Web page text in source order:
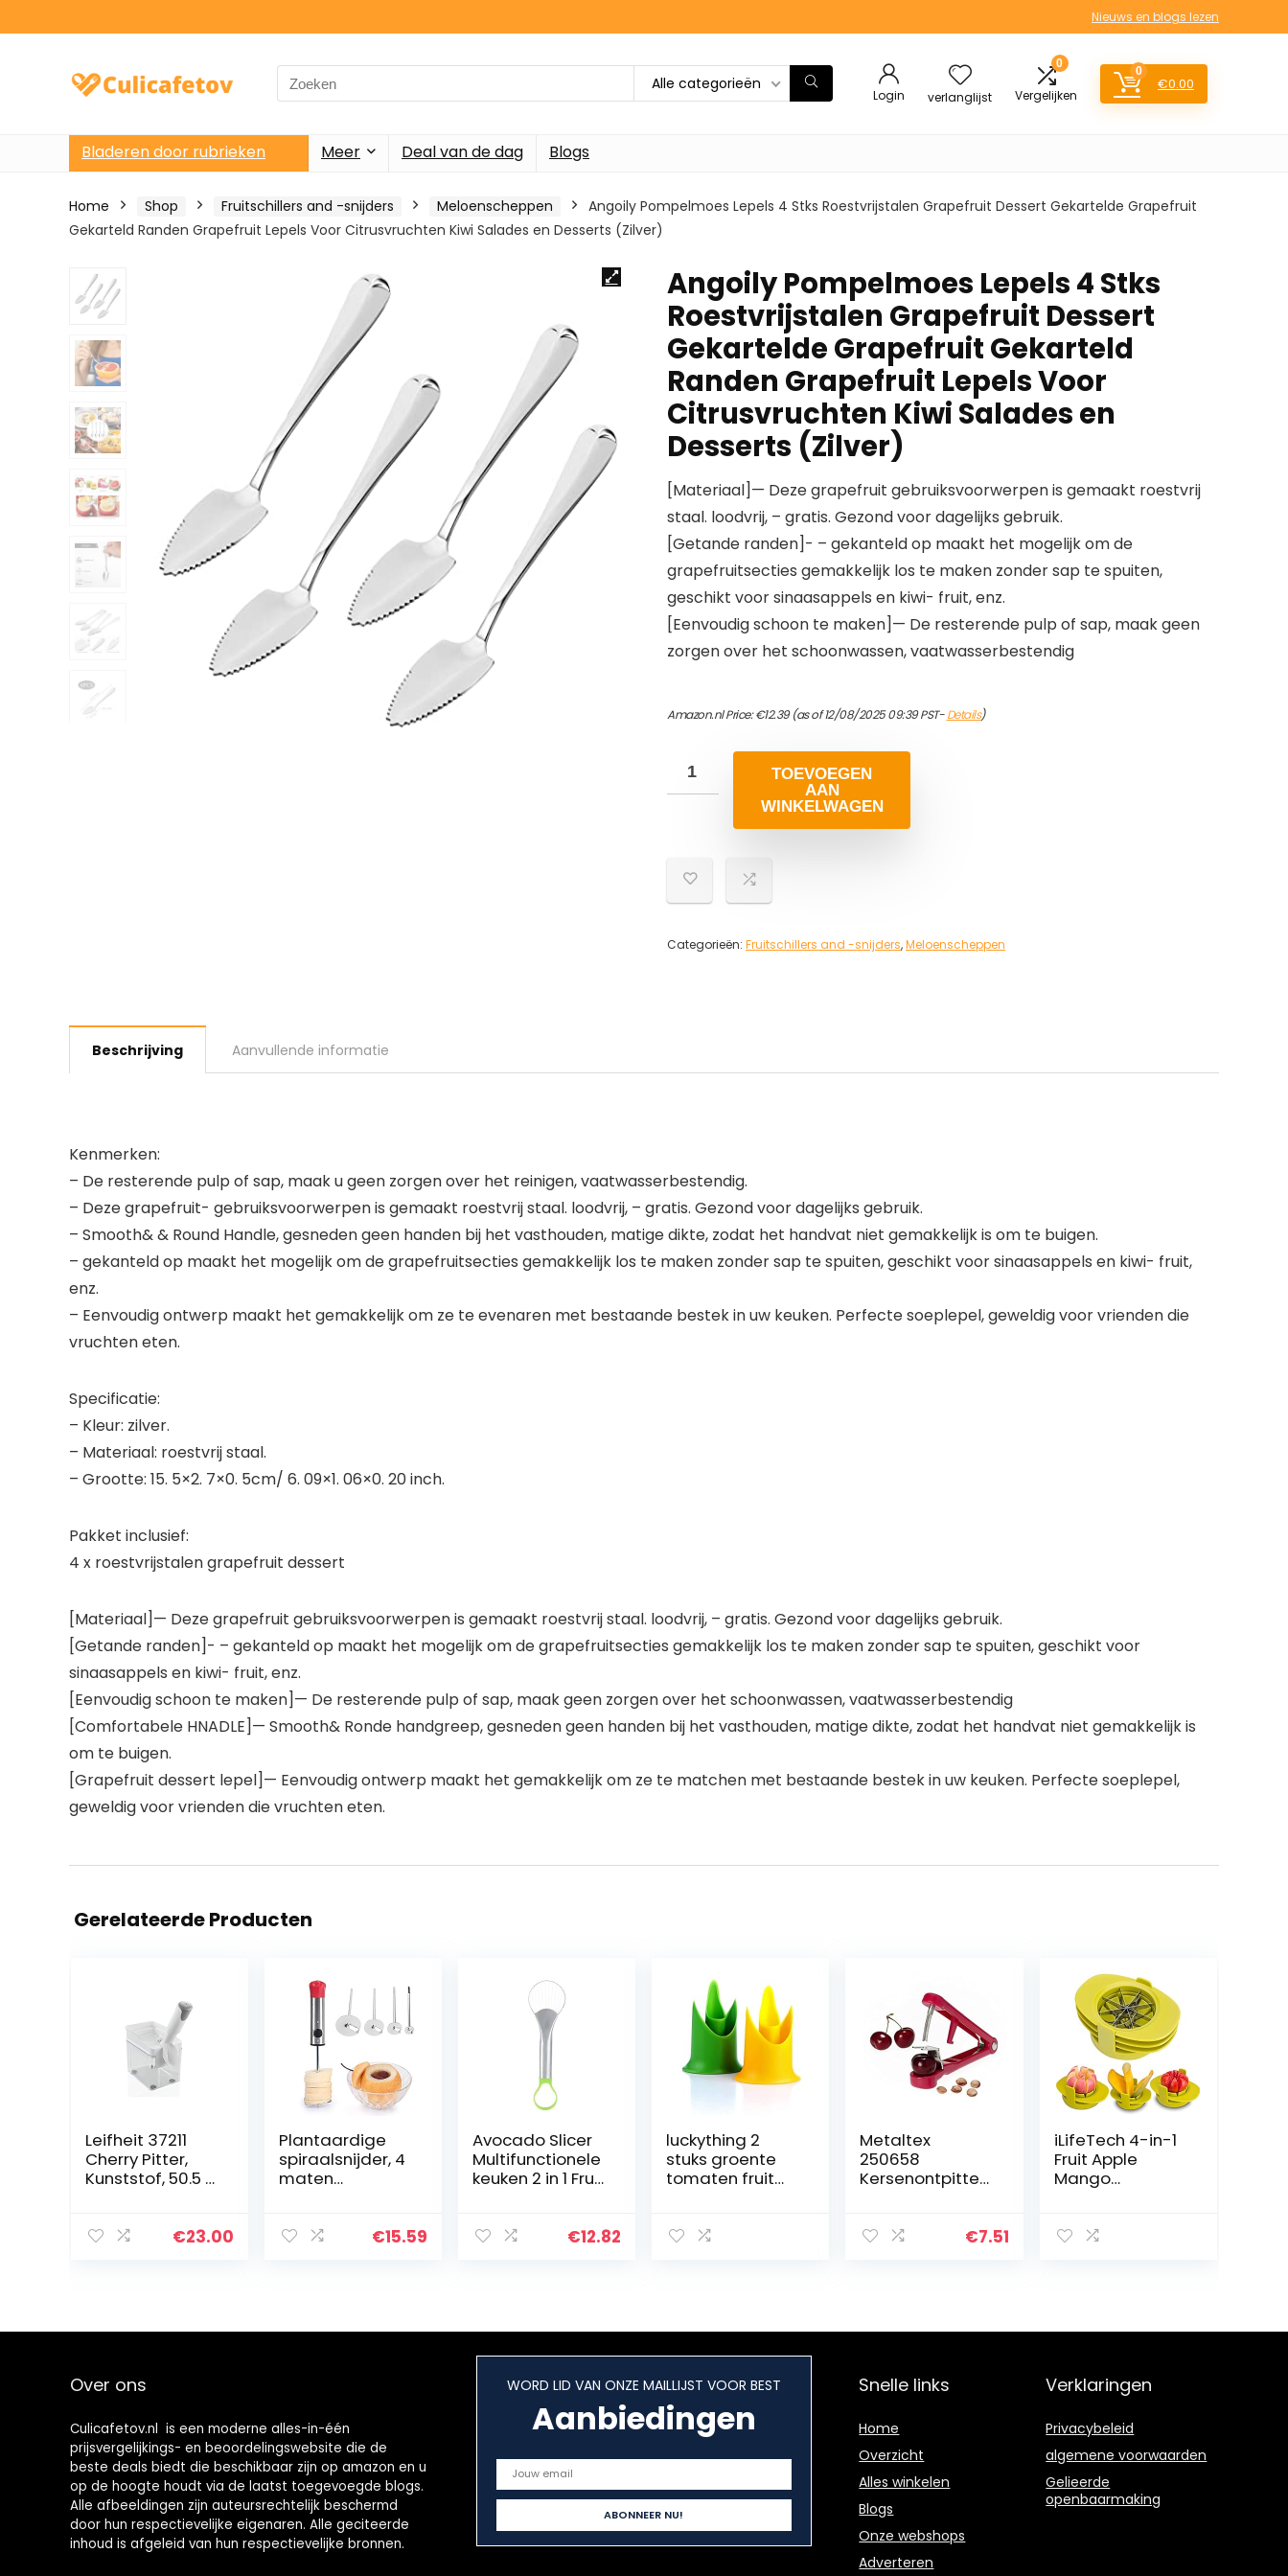
Nieuws en blogs lezen
Search
for:
Alle categorieën
Login verlanglijst
0
Vergelijken
0
€0.00
Bladeren door rubrieken Meer Deal van de dag Blogs
Home Shop Fruitschillers and -snijders Meloenscheppen
Angoily Pompelmoes Lepels 4 Stks Roestvrijstalen Grapefruit Dessert Gekartelde Grapefruit
Gekarteld Randen Grapefruit Lepels Voor Citrusvruchten Kiwi Salades en Desserts (Zilver)
Angoily Pompelmoes Lepels 4 Stks
Roestvrijstalen Grapefruit Dessert
Gekartelde Grapefruit Gekarteld
Randen Grapefruit Lepels Voor
Citrusvruchten Kiwi Salades en
Desserts (Zilver)
[Materiaal]— Deze grapefruit gebruiksvoorwerpen is gemaakt roestvrij
staal. loodvrij, – gratis. Gezond voor dagelijks gebruik.
[Getande randen]- – gekanteld op maakt het mogelijk om de
grapefruitsecties gemakkelijk los te maken zonder sap te spuiten,
geschikt voor sinaasappels en kiwi- fruit, enz.
[Eenvoudig schoon te maken]— De resterende pulp of sap, maak geen
zorgen over het schoonwassen, vaatwasserbestendig
Amazon.nl Price:€12.39(as of 12/08/2025 09:39 PST-Details)
TOEVOEGEN
AAN
WINKELWAGEN
Categorieën: Fruitschillers and -snijders,Meloenscheppen
Beschrijving Aanvullende informatie
Kenmerken:
– De resterende pulp of sap, maak u geen zorgen over het reinigen, vaatwasserbestendig.
– Deze grapefruit- gebruiksvoorwerpen is gemaakt roestvrij staal. loodvrij, – gratis. Gezond voor dagelijks gebruik.
– Smooth& & Round Handle, gesneden geen handen bij het vasthouden, matige dikte, zodat het handvat niet gemakkelijk is om te buigen.
– gekanteld op maakt het mogelijk om de grapefruitsecties gemakkelijk los te maken zonder sap te spuiten, geschikt voor sinaasappels en kiwi- fruit,
enz.
– Eenvoudig ontwerp maakt het gemakkelijk om ze te evenaren met bestaande bestek in uw keuken. Perfecte soeplepel, geweldig voor vrienden die
vruchten eten.
Specificatie:
– Kleur: zilver.
– Materiaal: roestvrij staal.
– Grootte: 15. 5×2. 7×0. 5cm/ 6. 09×1. 06×0. 20 inch.
Pakket inclusief:
4 x roestvrijstalen grapefruit dessert
[Materiaal]— Deze grapefruit gebruiksvoorwerpen is gemaakt roestvrij staal. loodvrij, – gratis. Gezond voor dagelijks gebruik.
[Getande randen]- – gekanteld op maakt het mogelijk om de grapefruitsecties gemakkelijk los te maken zonder sap te spuiten, geschikt voor
sinaasappels en kiwi- fruit, enz.
[Eenvoudig schoon te maken]— De resterende pulp of sap, maak geen zorgen over het schoonwassen, vaatwasserbestendig
[Comfortabele HNADLE]— Smooth& Ronde handgreep, gesneden geen handen bij het vasthouden, matige dikte, zodat het handvat niet gemakkelijk is
om te buigen.
[Grapefruit dessert lepel]— Eenvoudig ontwerp maakt het gemakkelijk om ze te matchen met bestaande bestek in uw keuken. Perfecte soeplepel,
geweldig voor vrienden die vruchten eten.
Gerelateerde Producten
Leifheit 37211
Cherry Pitter,
Kunststof, 50.5 x
€23.00
Plantaardige
spiraalsnijder, 4
maten
eenvoudige
veggie-boor,
€15.59
Avocado Slicer
Multifunctionele
keuken 2 in 1 Fruit
Tool Avocado
keuken
€12.82
luckything 2
stuks groente
tomaten fruit
ontpitter voor
gadget –
willekeurige
Metaltex
250658
Kersenontpitter
€7.51
iLifeTech 4-in-1
Fruit Apple
Mango
Remover Peer
Over ons
Culicafetov.nl is een moderne alles-in-één
prijsvergelijkings- en beoordelingswebsite die de
beste deals biedt die beschikbaar zijn op amazon en u
op de hoogte houdt via de laatst toegevoegde blogs.
Alle afbeeldingen zijn auteursrechtelijk beschermd
door hun respectievelijke eigenaren. Alle geciteerde
inhoud is afgeleid van hun respectievelijke bronnen.
WORD LID VAN ONZE MAILLIJST VOOR BEST
Aanbiedingen
Snelle links
Home
Overzicht
Alles winkelen
Blogs
Onze webshops
Adverteren
Verklaringen
Privacybeleid
algemene voorwaarden
Gelieerde
openbaarmaking